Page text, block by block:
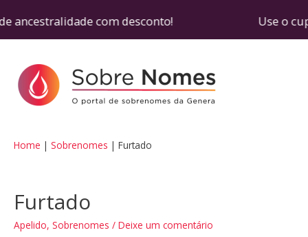
ancestralidade com desconto! Use o cupom
Home Sobrenomes Furtado
Furtado
Apelido, Sobrenomes / Deixe um comentário